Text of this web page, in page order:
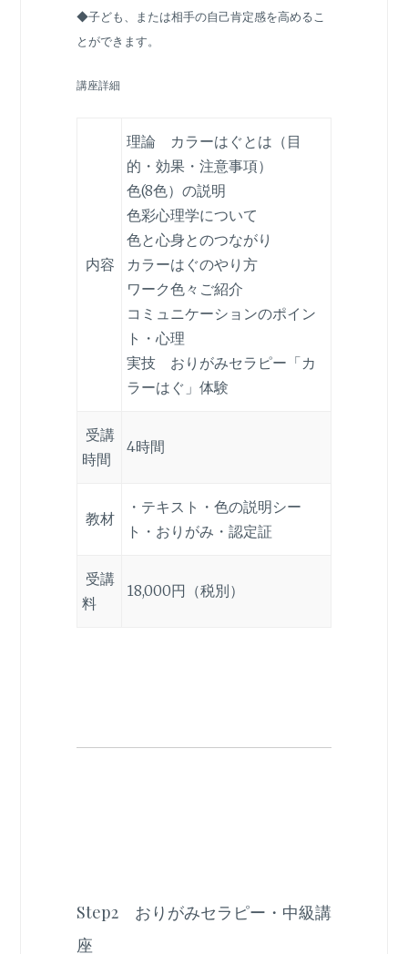
◆子ども、または相手の自己肯定感を高めるこ
とができます。
講座詳細
内容
理論 カラーはぐとは（目
的・効果・注意事項）
色(8色）の説明
色彩心理学について
色と心身とのつながり
カラーはぐのやり方
ワーク色々ご紹介
コミュニケーションのポイン
ト・心理
実技 おりがみセラピー「カ
ラーはぐ」体験
受講
時間
4時間
教材
・テキスト・色の説明シー
ト・おりがみ・認定証
受講
料
18,000円（税別）
Step2 おりがみセラピー・中級講
座